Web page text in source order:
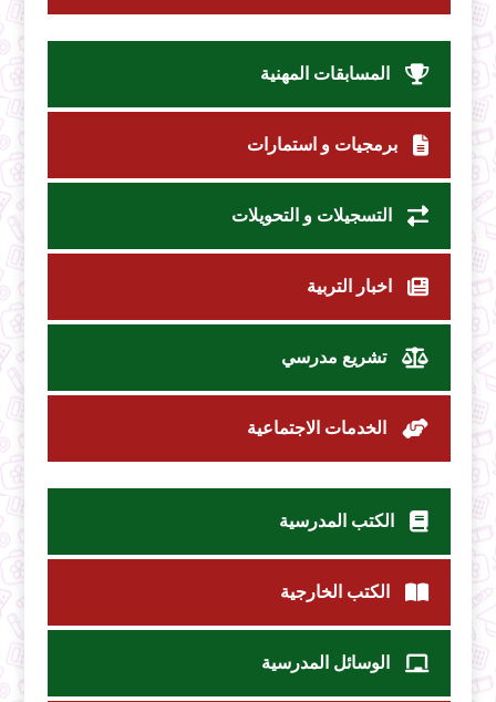
المسابقات المهنية
برمجيات و استمارات
التسجيلات و التحويلات
اخبار التربية
تشريع مدرسي
الخدمات الاجتماعية
الكتب المدرسية
الكتب الخارجية
الوسائل المدرسية